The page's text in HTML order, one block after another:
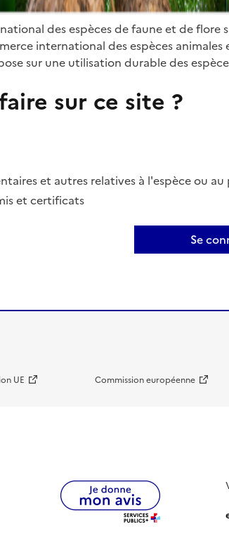
des espèces de faune et de
international des espèces
sur une utilisation durable des
sur ce site ?
et autres relatives à l'espèce ou
et certificats
Se
UE Commission européenne